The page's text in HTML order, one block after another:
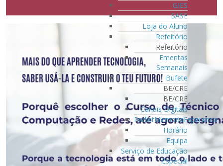
GIES
SASE
Loja do Aluno
Refeitório
Refeitório
Ementas
Semanais
Bufete
BE/CRE
BE/CRE
Canais Digitais
PadletMemoriaEsperanca
Horário
Equipa
Serviço de Educação
Especial